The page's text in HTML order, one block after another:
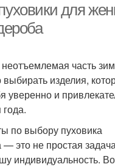
для
часть
изделия,
уверенно и
по выбору пуховика
это не простая
индивидуальность.